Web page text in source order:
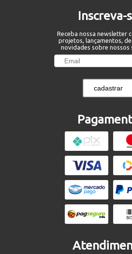
Inscreva-
Receba nossa newsletter
projetos, lançamentos,
novidades sobre nossos
cadastrar